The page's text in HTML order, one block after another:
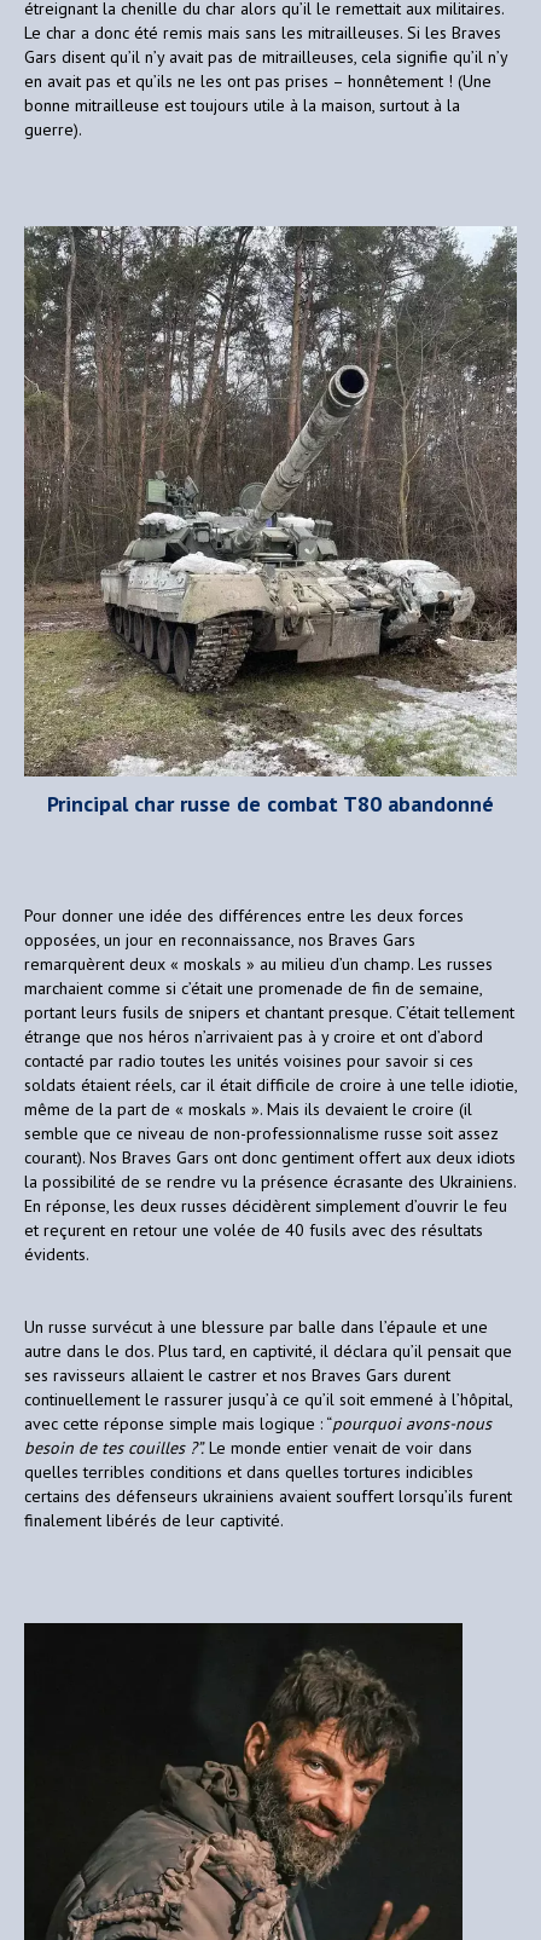
étreignant la chenille du char alors qu’il le remettait aux militaires.
Le char a donc été remis mais sans les mitrailleuses. Si les Braves
Gars disent qu’il n’y avait pas de mitrailleuses, cela signifie qu’il n’y
en avait pas et qu’ils ne les ont pas prises – honnêtement ! (Une
bonne mitrailleuse est toujours utile à la maison, surtout à la
guerre).
Principal char russe de combat T80 abandonné
Pour donner une idée des différences entre les deux forces
opposées, un jour en reconnaissance, nos Braves Gars
remarquèrent deux « moskals » au milieu d’un champ. Les russes
marchaient comme si c’était une promenade de fin de semaine,
portant leurs fusils de snipers et chantant presque. C’était tellement
étrange que nos héros n’arrivaient pas à y croire et ont d’abord
contacté par radio toutes les unités voisines pour savoir si ces
soldats étaient réels, car il était difficile de croire à une telle idiotie,
même de la part de « moskals ». Mais ils devaient le croire (il
semble que ce niveau de non-professionnalisme russe soit assez
courant). Nos Braves Gars ont donc gentiment offert aux deux idiots
la possibilité de se rendre vu la présence écrasante des Ukrainiens.
En réponse, les deux russes décidèrent simplement d’ouvrir le feu
et reçurent en retour une volée de 40 fusils avec des résultats
évidents.
Un russe survécut à une blessure par balle dans l’épaule et une
autre dans le dos. Plus tard, en captivité, il déclara qu’il pensait que
ses ravisseurs allaient le castrer et nos Braves Gars durent
continuellement le rassurer jusqu’à ce qu’il soit emmené à l’hôpital,
avec cette réponse simple mais logique : “pourquoi avons-nous
besoin de tes couilles ?”.Le monde entier venait de voir dans
quelles terribles conditions et dans quelles tortures indicibles
certains des défenseurs ukrainiens avaient souffert lorsqu’ils furent
finalement libérés de leur captivité.